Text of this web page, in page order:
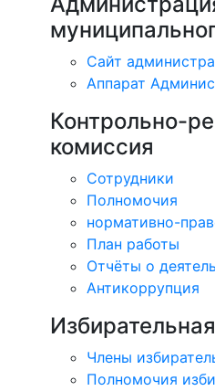
Сайт
Аппарат
Контрольно-
комиссия
Сотрудники
Полномочия
нормативно-
План работы
Отчёты о
Антикоррупция
Члены
Полномочия